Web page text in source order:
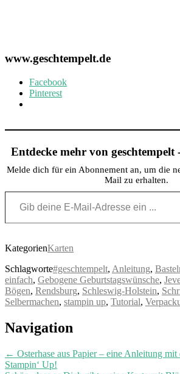
www.geschtempelt.de
Facebook
Pinterest
Entdecke mehr von geschtempelt
Melde dich für ein Abonnement an, um die
Mail zu erhalten.
Gib deine E-Mail-Adresse ein ...
KategorienKarten
Schlagworte#geschtempelt, Anleitung,
einfach, Gebogene Geburtstagswünsche,
Bögen, Rendsburg, Schleswig-Holstein,
Selbermachen, stampin up, Tutorial,
Post
Navigation
← Osterhase aus Papier – eine Anleitung
Stampin‘ Up!